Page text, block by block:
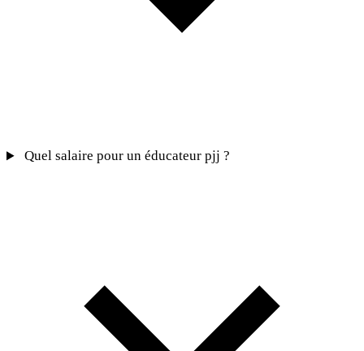
Quel salaire pour un éducateur pjj ?